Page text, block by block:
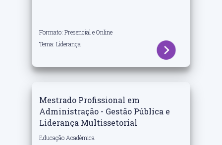
Formato: Presencial e Online
Tema: Liderança
Mestrado Profissional em
Administração - Gestão Pública e
Liderança Multissetorial
Educação Acadêmica